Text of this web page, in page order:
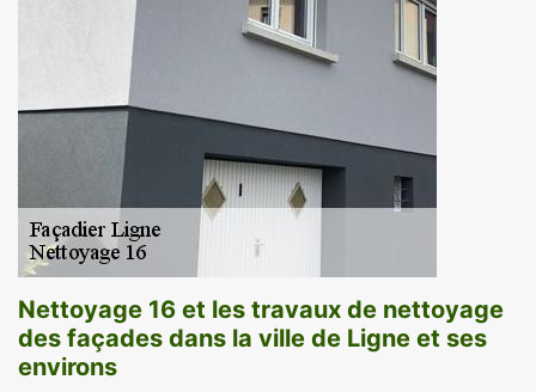
Nettoyage 16 et les travaux de nettoyage
des façades dans la ville de Ligne et ses
environs